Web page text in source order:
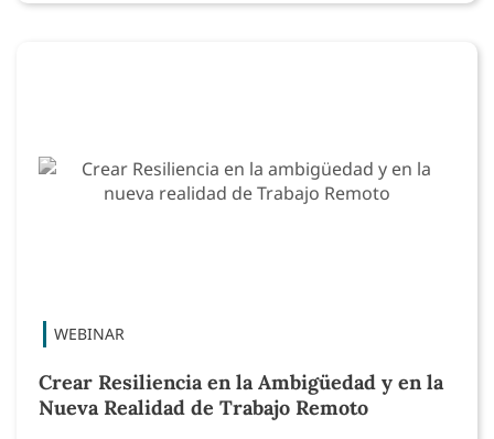
Crear Resiliencia en la Ambigüedad y en la
Nueva Realidad de Trabajo Remoto